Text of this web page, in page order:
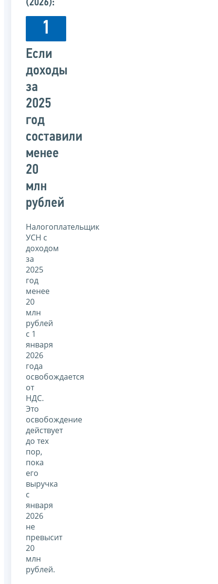
(2026):
1
Если
доходы
за
2025
год
составили
менее
20
млн
рублей
Налогоплательщик
УСН с
доходом
за
2025
год
менее
20
млн
рублей
с 1
января
2026
года
освобождается
от
НДС.
Это
освобождение
действует
до тех
пор,
пока
его
выручка
с
января
2026
не
превысит
20
млн
рублей.